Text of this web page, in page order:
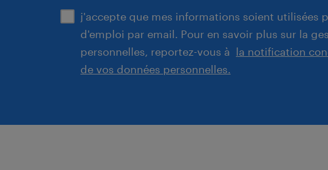
j'accepte que mes informations soient utilisées
d'emploi par email. Pour en savoir plus sur la
personnelles, reportez-vous à la notification
de vos données personnelles.